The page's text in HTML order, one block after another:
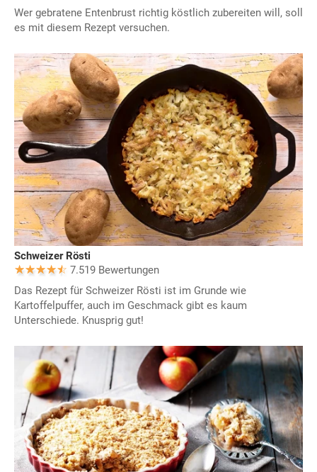
Wer gebratene Entenbrust richtig köstlich zubereiten will, soll
es mit diesem Rezept versuchen.
Schweizer Rösti
7.519 Bewertungen
Das Rezept für Schweizer Rösti ist im Grunde wie
Kartoffelpuffer, auch im Geschmack gibt es kaum
Unterschiede. Knusprig gut!